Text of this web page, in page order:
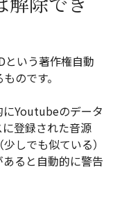
いう著作権自動
のです。
Youtubeのデータ
登録された音源
しでも似ている）
ると自動的に警告